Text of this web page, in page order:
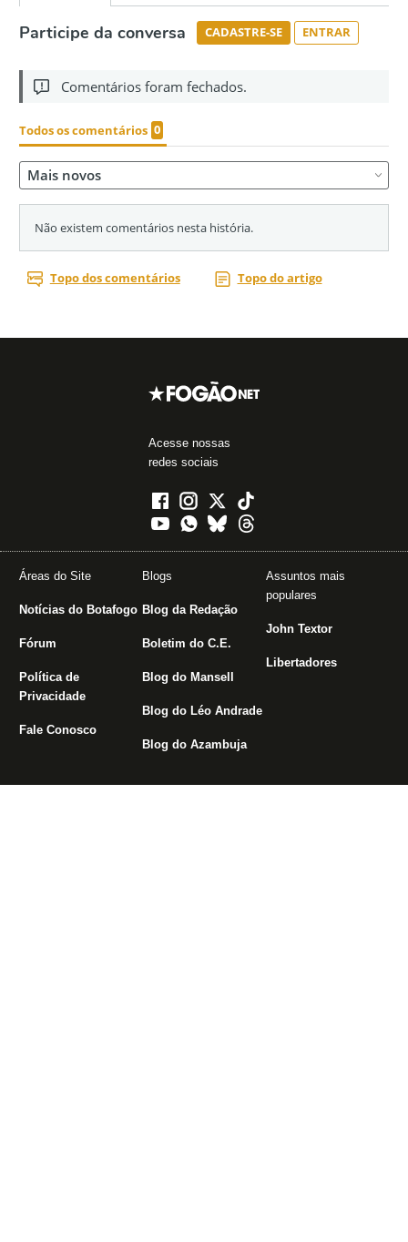
Acesse nossas
redes sociais
Áreas do Site
Notícias do Botafogo
Fórum
Política de
Privacidade
Fale Conosco
Blogs
Blog da Redação
Boletim do C.E.
Blog do Mansell
Blog do Léo Andrade
Blog do Azambuja
Assuntos mais
populares
John Textor
Libertadores